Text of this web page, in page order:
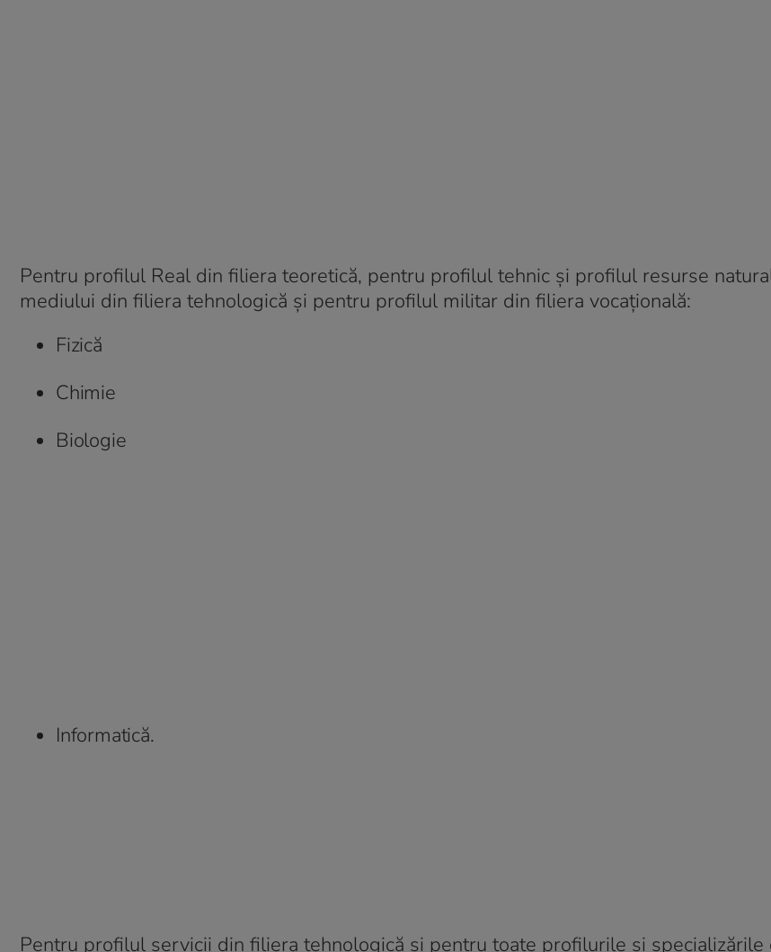
Pentru profilul Real din filiera teoretică, pentru profilul tehnic şi profilul resurse
mediului din filiera tehnologică şi pentru profilul militar din filiera vocaţională:
Fizică
Chimie
Biologie
Informatică.
Pentru profilul servicii din filiera tehnologică şi pentru toate profilurile şi specializările